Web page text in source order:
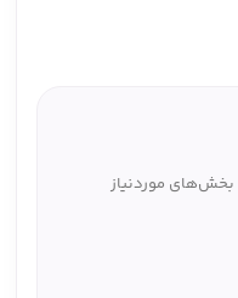
بخش‌های موردنیاز